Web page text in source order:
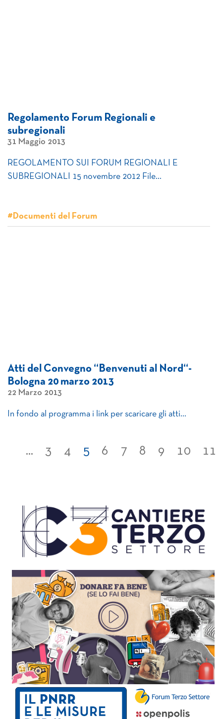
Regolamento Forum Regionali e
subregionali
31 Maggio 2013
REGOLAMENTO SUI FORUM REGIONALI E
SUBREGIONALI 15 novembre 2012 File…
#Documenti del Forum
Atti del Convegno “Benvenuti al Nord“-
Bologna 20 marzo 2013
22 Marzo 2013
In fondo al programma i link per scaricare gli atti…
... 3 4 5 6 7 8 9 10 11